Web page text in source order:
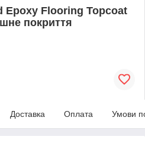
Epoxy Flooring Topcoat
покриття
Доставка Оплата Умови